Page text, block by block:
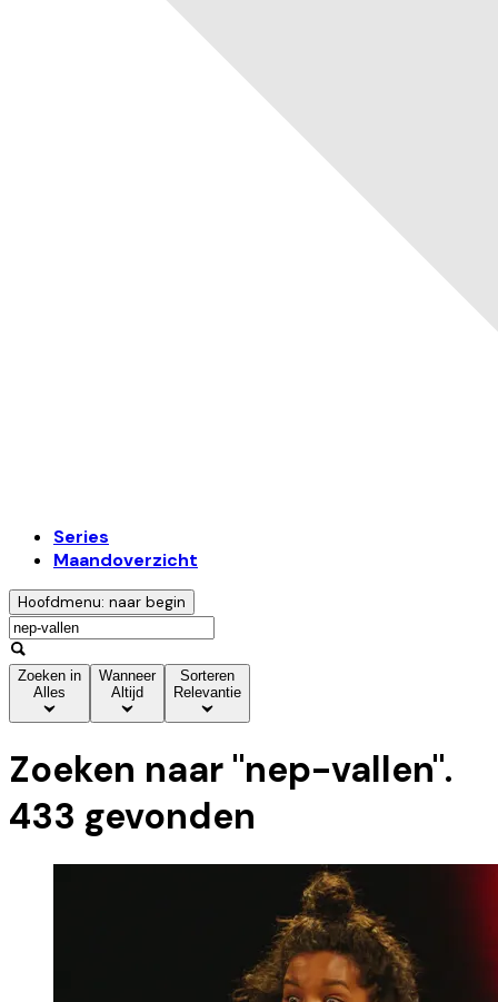
Series
Maandoverzicht
Hoofdmenu: naar begin
Zoeken in
Alles
Wanneer
Altijd
Sorteren
Relevantie
Zoeken naar "nep-vallen".
433 gevonden